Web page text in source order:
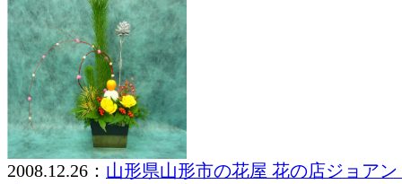
2008.12.26： 山形県山形市の花屋 花の店ジョア